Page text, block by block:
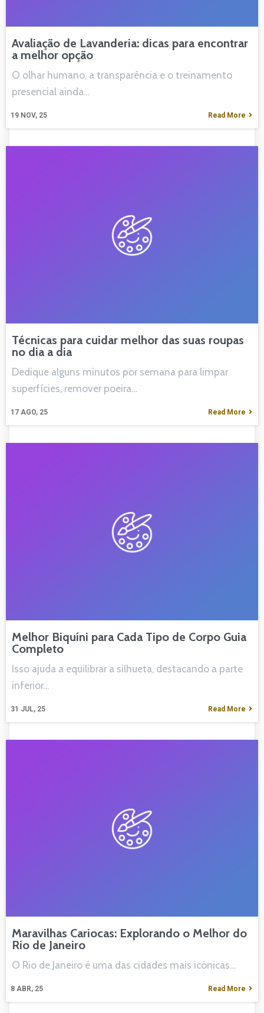
Avaliação de Lavanderia: dicas para encontrar
a melhor opção
19 NOV, 25
O olhar humano, a transparência e o treinamento
presencial ainda…
Read More
Técnicas para cuidar melhor das suas roupas
no dia a dia
17 AGO, 25
Dedique alguns minutos por semana para limpar
superfícies, remover poeira…
Read More
Melhor Biquíni para Cada Tipo de Corpo Guia
Completo
31 JUL, 25
Isso ajuda a equilibrar a silhueta, destacando a parte
inferior…
Read More
Maravilhas Cariocas: Explorando o Melhor do
Rio de Janeiro
8 ABR, 25
O Rio de Janeiro é uma das cidades mais icônicas…
Read More